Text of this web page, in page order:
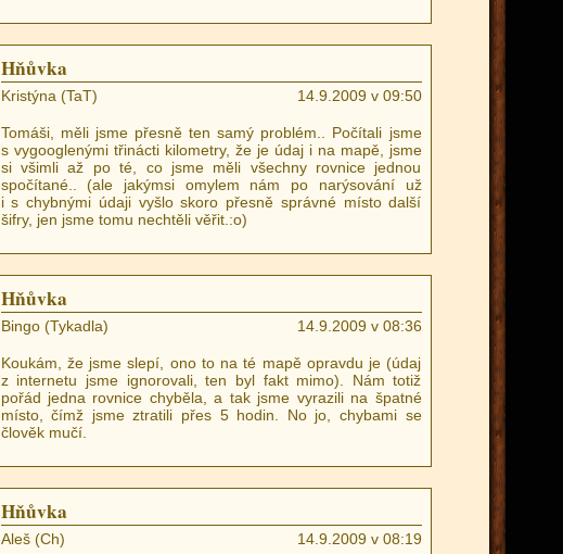
Hňůvka
Kristýna (TaT) 14.9.2009 v 09:50
Tomáši, měli jsme přesně ten samý problém.. Počítali jsme
s vygooglenými třinácti kilometry, že je údaj i na mapě, jsme
si všimli až po té, co jsme měli všechny rovnice jednou
spočítané.. (ale jakýmsi omylem nám po narýsování už
i s chybnými údaji vyšlo skoro přesně správné místo další
šifry, jen jsme tomu nechtěli věřit.:o)
Hňůvka
Bingo (Tykadla) 14.9.2009 v 08:36
Koukám, že jsme slepí, ono to na té mapě opravdu je (údaj
z internetu jsme ignorovali, ten byl fakt mimo). Nám totiž
pořád jedna rovnice chyběla, a tak jsme vyrazili na špatné
místo, čímž jsme ztratili přes 5 hodin. No jo, chybami se
člověk mučí.
Hňůvka
Aleš (Ch) 14.9.2009 v 08:19